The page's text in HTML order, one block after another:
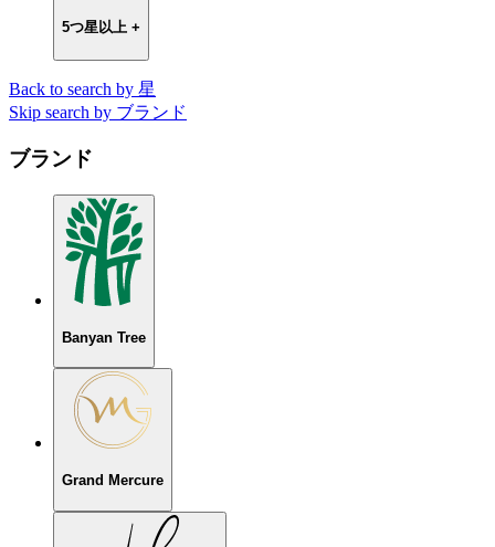
5つ星以上 +
Back to search by 星
Skip search by ブランド
ブランド
Banyan Tree
Grand Mercure